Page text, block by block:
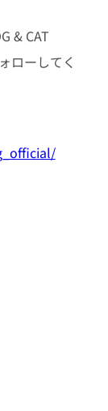
& CAT
ローしてく